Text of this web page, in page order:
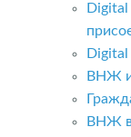
ВНЖ
ВНЖ в